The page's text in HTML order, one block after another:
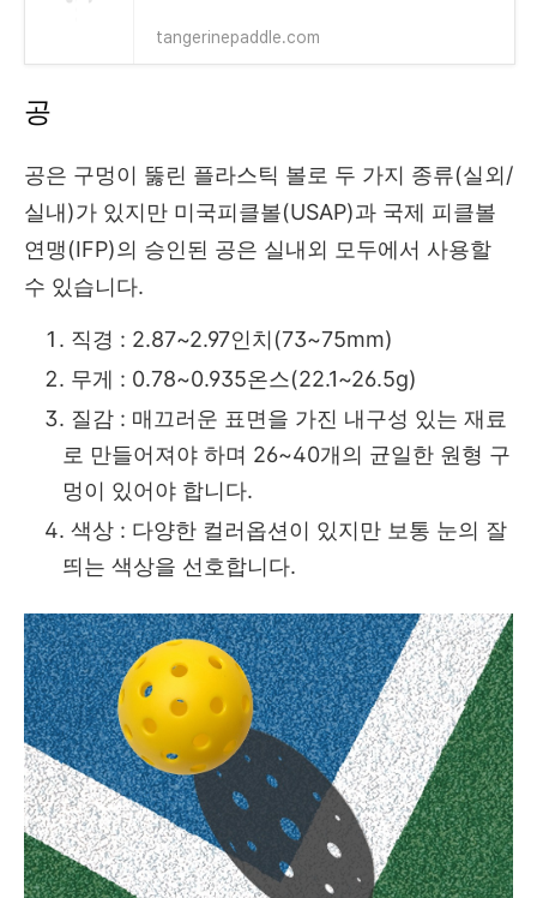
tangerinepaddle.com
공
공은 구멍이 뚫린 플라스틱 볼로 두 가지 종류(실외/
실내)가 있지만 미국피클볼(USAP)과 국제 피클볼
연맹(IFP)의 승인된 공은 실내외 모두에서 사용할
수 있습니다.
직경 : 2.87~2.97인치(73~75mm)
무게 : 0.78~0.935온스(22.1~26.5g)
질감 : 매끄러운 표면을 가진 내구성 있는 재료
로 만들어져야 하며 26~40개의 균일한 원형 구
멍이 있어야 합니다.
색상 : 다양한 컬러옵션이 있지만 보통 눈의 잘
띄는 색상을 선호합니다.